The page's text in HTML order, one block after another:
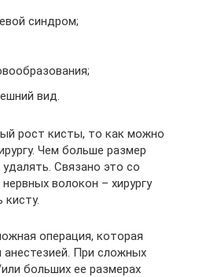
синдром;
вид.
рост кисты, то как можно
Чем больше размер
Связано это со
волокон – хирургу
операция, которая
При сложных
больших ее размерах